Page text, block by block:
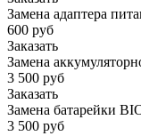
Замена адаптера
600 руб
Заказать
Замена
3 500 руб
Заказать
Замена батарейки
3 500 руб